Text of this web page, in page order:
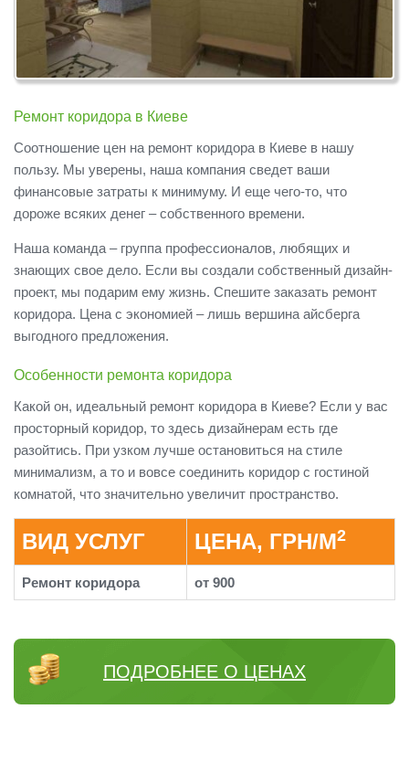
Ремонт коридора в Киеве
Соотношение цен на ремонт коридора в Киеве в нашу
пользу. Мы уверены, наша компания сведет ваши
финансовые затраты к минимуму. И еще чего-то, что
дороже всяких денег – собственного времени.
Наша команда – группа профессионалов, любящих и
знающих свое дело. Если вы создали собственный дизайн-
проект, мы подарим ему жизнь. Спешите заказать ремонт
коридора. Цена с экономией – лишь вершина айсберга
выгодного предложения.
Особенности ремонта коридора
Какой он, идеальный ремонт коридора в Киеве? Если у вас
просторный коридор, то здесь дизайнерам есть где
разойтись. При узком лучше остановиться на стиле
минимализм, а то и вовсе соединить коридор с гостиной
комнатой, что значительно увеличит пространство.
ВИД УСЛУГ ЦЕНА, ГРН/М2
Ремонт коридора от 900
ПОДРОБНЕЕ О ЦЕНАХ